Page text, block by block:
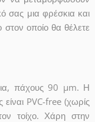
σας μια φρέσκια και
οποίο θα θέλετε
πάχους 90 µm. Η
PVC-free (χωρίς
τοίχο. Χάρη στην